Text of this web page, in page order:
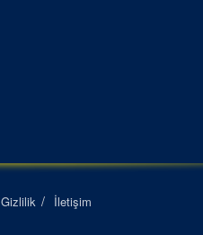
Gizlilik İletişim